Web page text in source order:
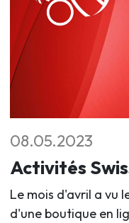
08.05.2023
Activités
Le mois d'avril a vu
d'une boutique en